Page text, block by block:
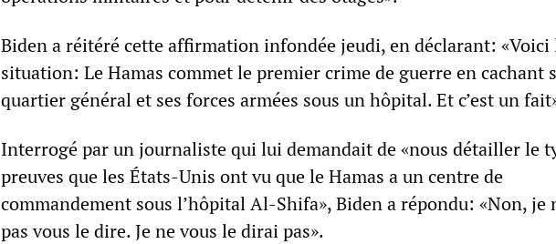
Biden a réitéré cette affirmation infondée jeudi, en déclarant: «Voici
situation: Le Hamas commet le premier crime de guerre en cachant
quartier général et ses forces armées sous un hôpital. Et c’est un
Interrogé par un journaliste qui lui demandait de «nous détailler le
preuves que les États-Unis ont vu que le Hamas a un centre de
commandement sous l’hôpital Al-Shifa», Biden a répondu: «Non, je
pas vous le dire. Je ne vous le dirai pas».